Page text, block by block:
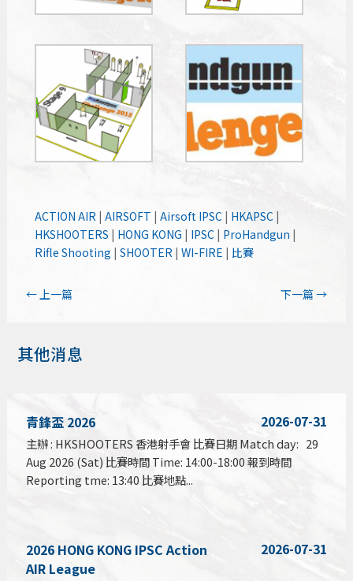
ACTION AIR |AIRSOFT |Airsoft IPSC | HKAPSC |
HKSHOOTERS | HONG KONG | IPSC | ProHandgun |
Rifle Shooting |SHOOTER |WI-FIRE | 比賽
←上一篇 下一篇→
其他消息
青鋒盃 2026 2026-07-31
主辦 : HKSHOOTERS 香港射手會 比賽日期 Match day: 29
Aug 2026 (Sat) 比賽時間 Time: 14:00-18:00 報到時間
Reporting tme: 13:40 比賽地點...
2026 HONG KONG IPSC Action
AIR League
2026-07-31